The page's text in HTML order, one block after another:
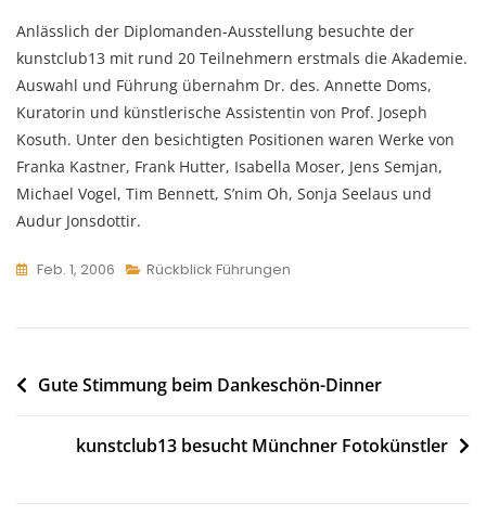
Anlässlich der Diplomanden-Ausstellung besuchte der
kunstclub13 mit rund 20 Teilnehmern erstmals die Akademie.
Auswahl und Führung übernahm Dr. des. Annette Doms,
Kuratorin und künstlerische Assistentin von Prof. Joseph
Kosuth. Unter den besichtigten Positionen waren Werke von
Franka Kastner, Frank Hutter, Isabella Moser, Jens Semjan,
Michael Vogel, Tim Bennett, S’nim Oh, Sonja Seelaus und
Audur Jonsdottir.
Feb. 1, 2006 Rückblick Führungen
Beitragsnavigation
Gute Stimmung beim Dankeschön-Dinner
kunstclub13 besucht Münchner Fotokünstler